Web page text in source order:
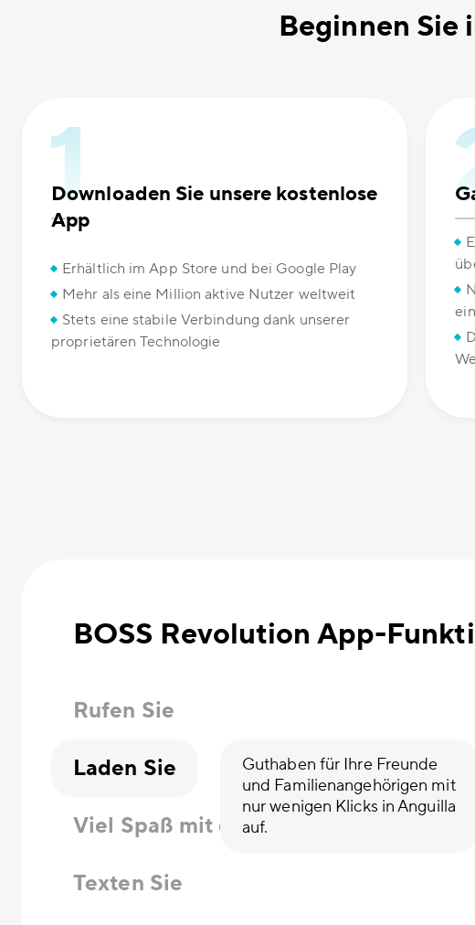
Beginnen Sie
Downloaden Sie unsere kostenlose
App
Erhältlich im App Store und bei Google Play
Mehr als eine Million aktive Nutzer weltweit
Stets eine stabile Verbindung dank unserer
proprietären Technologie
BOSS Revolution App-
Rufen Sie
Laden Sie
Guthaben für Ihre Freunde
und Familienangehörigen mit
nur wenigen Klicks in Anguilla
auf.
Viel Spaß mit den
Texten Sie